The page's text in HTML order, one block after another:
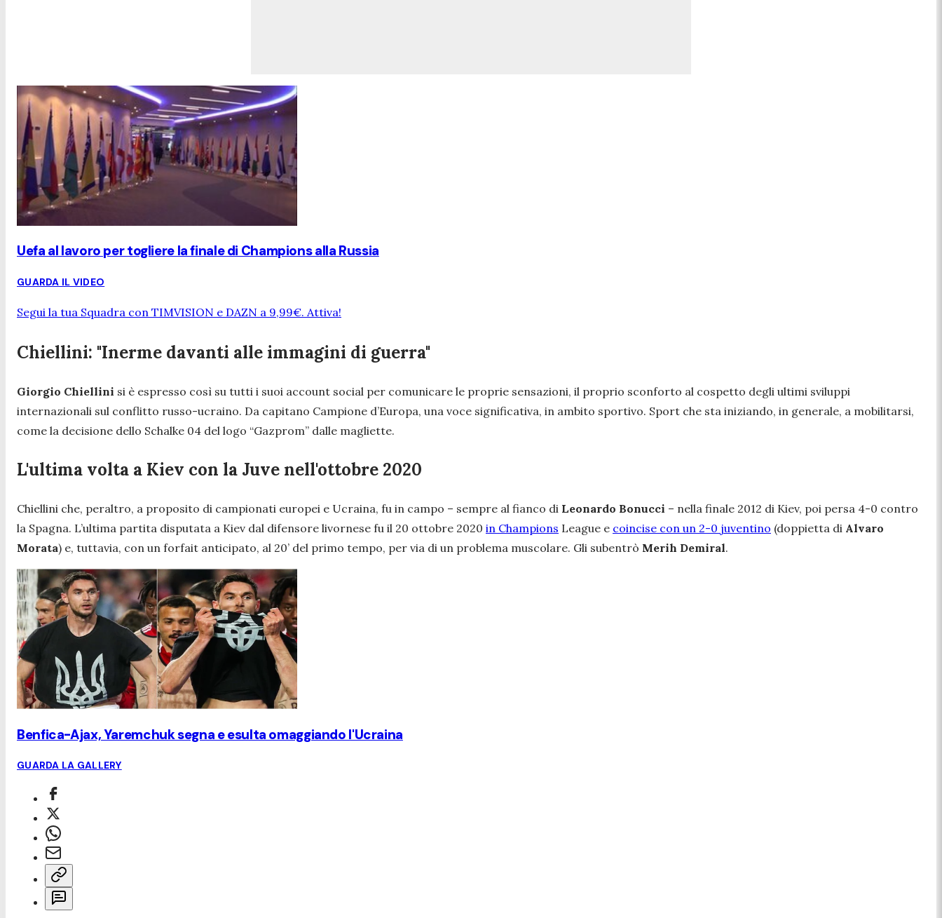
Uefa al lavoro per togliere la finale di Champions alla Russia
GUARDA IL VIDEO
Segui la tua Squadra con TIMVISION e DAZN a 9,99€. Attiva!
Chiellini: "Inerme davanti alle immagini di guerra"
Giorgio Chiellini si è espresso così su tutti i suoi account social per comunicare le proprie sensazioni, il proprio sconforto al cospetto degli ultimi sviluppi
internazionali sul conflitto russo-ucraino. Da capitano Campione d’Europa, una voce significativa, in ambito sportivo. Sport che sta iniziando, in generale, a mobilitarsi,
come la decisione dello Schalke 04 del logo “Gazprom” dalle magliette.
L'ultima volta a Kiev con la Juve nell'ottobre 2020
Chiellini che, peraltro, a proposito di campionati europei e Ucraina, fu in campo – sempre al fianco di Leonardo Bonucci – nella finale 2012 di Kiev, poi persa 4-0 contro
la Spagna. L’ultima partita disputata a Kiev dal difensore livornese fu il 20 ottobre 2020 in Champions League e coincise con un 2-0 juventino (doppietta di Alvaro
Morata) e, tuttavia, con un forfait anticipato, al 20’ del primo tempo, per via di un problema muscolare. Gli subentrò Merih Demiral.
Benfica-Ajax, Yaremchuk segna e esulta omaggiando l'Ucraina
GUARDA LA GALLERY